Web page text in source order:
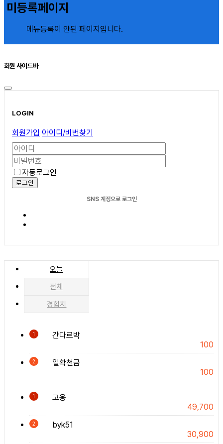
미등록페이지
메뉴등록이 안된 페이지입니다.
회원 사이드바
LOGIN
회원가입 아이디/비번찾기
자동로그인
로그인
SNS 계정으로 로그인
오늘
전체
경험치
1
간다르박
100
2
일확천금
100
1
고옹
49,700
2
byk51
30,900